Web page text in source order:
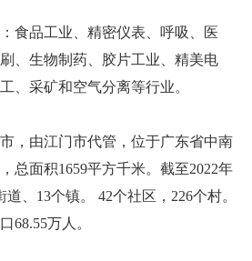
食品工业、精密仪表、呼吸、医
、生物制药、胶片工业、精美电
、采矿和空气分离等行业。
，由江门市代管，位于广东省中南
总面积1659平方千米。截至2022年
、13个镇。 42个社区，226个村。
68.55万人。